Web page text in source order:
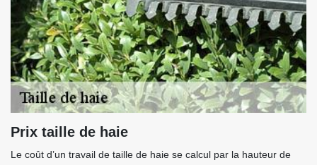
Prix taille de haie
Le coût d’un travail de taille de haie se calcul par la hauteur de